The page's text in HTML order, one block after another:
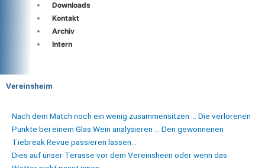
Downloads
Kontakt
Archiv
Intern
Vereinsheim
Nach dem Match noch ein wenig zusammensitzen … Die verlorenen
Punkte bei einem Glas Wein analysieren … Den gewonnenen
Tiebreak Revue passieren lassen…
Dies auf unser Terasse vor dem Vereinsheim oder wenn das